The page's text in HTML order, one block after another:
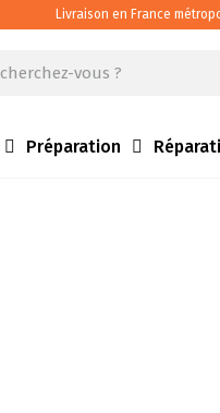
Livraison en France
Préparation